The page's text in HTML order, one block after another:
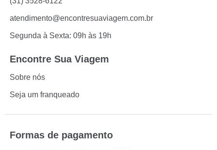
Encontre Sua Viagem
Sobre nós
Seja um franqueado
atendimento@encontresuaviagem.com.br
Segunda à Sexta: 09h às 19h
Formas de pagamento